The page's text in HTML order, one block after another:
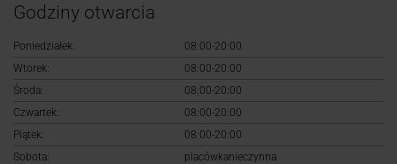
Godziny otwarcia
Poniedziałek:
08:00-20:00
Wtorek:
08:00-20:00
Środa:
08:00-20:00
Czwartek:
08:00-20:00
Piątek:
08:00-20:00
Sobota:
placówkanieczynna